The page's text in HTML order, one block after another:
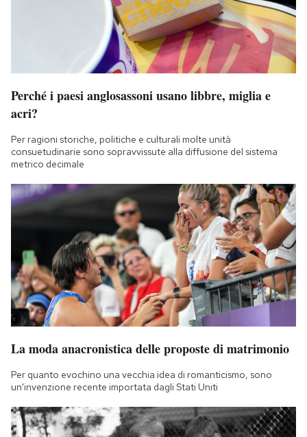
Perché i paesi anglosassoni usano libbre, miglia e
acri?
Per ragioni storiche, politiche e culturali molte unità
consuetudinarie sono sopravvissute alla diffusione del sistema
metrico decimale
La moda anacronistica delle proposte di matrimonio
Per quanto evochino una vecchia idea di romanticismo, sono
un'invenzione recente importata dagli Stati Uniti